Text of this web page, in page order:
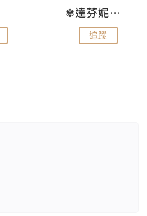
✾達芬妮•愛孩子•愛生活✾
追蹤